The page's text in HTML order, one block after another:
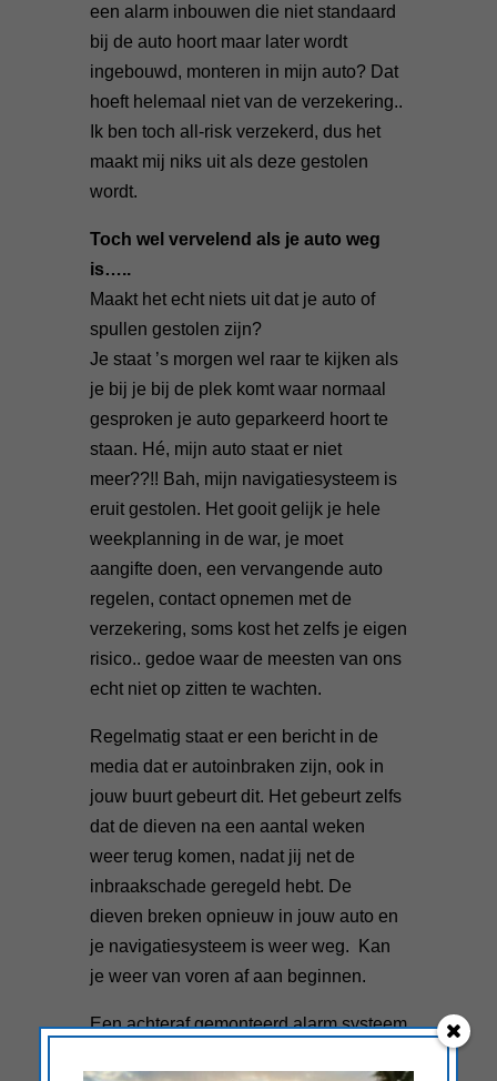
een alarm inbouwen die niet standaard
bij de auto hoort maar later wordt
ingebouwd, monteren in mijn auto? Dat
hoeft helemaal niet van de verzekering..
Ik ben toch all-risk verzekerd, dus het
maakt mij niks uit als deze gestolen
wordt.
Toch wel vervelend als je auto weg
is…..
Maakt het echt niets uit dat je auto of
spullen gestolen zijn?
Je staat ’s morgen wel raar te kijken als
je bij je bij de plek komt waar normaal
gesproken je auto geparkeerd hoort te
staan. Hé, mijn auto staat er niet
meer??!! Bah, mijn navigatiesysteem is
eruit gestolen. Het gooit gelijk je hele
weekplanning in de war, je moet
aangifte doen, een vervangende auto
regelen, contact opnemen met de
verzekering, soms kost het zelfs je eigen
risico.. gedoe waar de meesten van ons
echt niet op zitten te wachten.
Regelmatig staat er een bericht in de
media dat er autoinbraken zijn, ook in
jouw buurt gebeurt dit. Het gebeurt zelfs
dat de dieven na een aantal weken
weer terug komen, nadat jij net de
inbraakschade geregeld hebt. De
dieven breken opnieuw in jouw auto en
je navigatiesysteem is weer weg. Kan
je weer van voren af aan beginnen.
Een achteraf gemonteerd alarm systeem